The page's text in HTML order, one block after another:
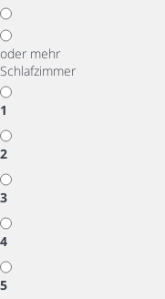
oder mehr
Schlafzimmer
1
2
3
4
5